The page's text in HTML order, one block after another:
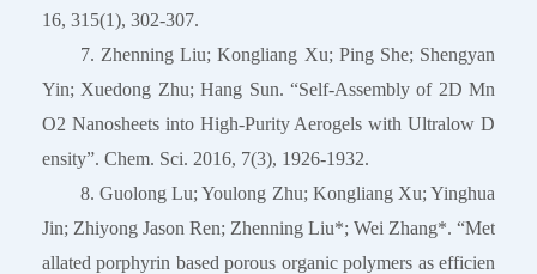
16, 315(1), 302-307.
7. Zhenning Liu; Kongliang Xu; Ping She; Shengyan
Yin; Xuedong Zhu; Hang Sun. “Self-Assembly of 2D Mn
O2 Nanosheets into High-Purity Aerogels with Ultralow D
ensity”. Chem. Sci. 2016, 7(3), 1926-1932.
8. Guolong Lu; Youlong Zhu; Kongliang Xu; Yinghua
Jin; Zhiyong Jason Ren; Zhenning Liu*; Wei Zhang*. “Met
allated porphyrin based porous organic polymers as efficien